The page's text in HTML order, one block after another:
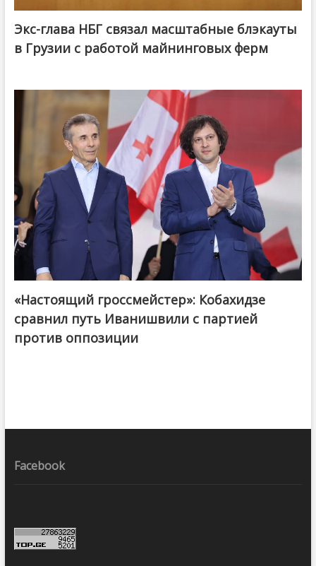
Экс-глава НБГ связал масштабные блэкауты
в Грузии с работой майнинговых ферм
@ქართული ოცნება / Georgian Dream
«Настоящий гроссмейстер»: Кобахидзе
сравнил путь Иванишвили с партией
против оппозиции
Facebook